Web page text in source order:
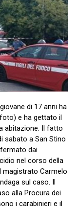
di 17 anni ha
e ha gettato il
abitazione. Il fatto
sabato a San Stino
dai
nel corso della
magistrato Carmelo
sul caso. Il
alla Procura dei
i carabinieri e il